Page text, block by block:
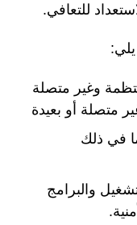
للتعافي.
وغير متصلة
متصلة أو بعيدة
في ذلك
والبرامج